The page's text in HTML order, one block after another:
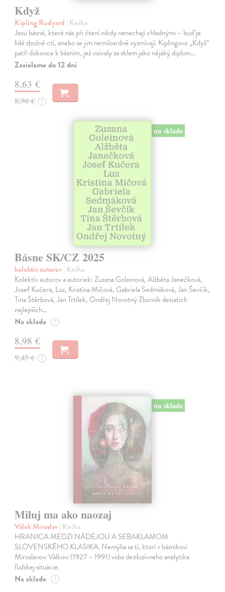
Když
Kipling Rudyard | Kniha
Jsou básně, které nás při čtení nikdy nenechají chladnými – buď je
lidé zbožně ctí, anebo se jim nemilosrdně vysmívají. Kiplingovo „Když“
patří dokonce k básním, jež visívaly za sklem jako nějaký diplom…
Zasielame do 12 dní
8,63 €
8,90 € ?
na sklade
Básne SK/CZ 2025
kolektív autorov| Kniha
Kolektív autorov a autoriek: Zuzana Goleinová, Alžběta Janečková,
Josef Kučera, Luz, Kristína Mičová, Gabriela Sedmáková, Jan Ševčík,
Tina Štěrbová, Jan Trtílek, Ondřej Novotný Zborník desiatich
najlepších…
Na sklade ?
8,98 €
9,45 € ?
na sklade
Miluj ma ako naozaj
Válek Miroslav| Kniha
HRANICA MEDZI NÁDEJOU A SEBAKLAMOM
SLOVENSKÉHO KLASIKA. Nemýlia sa tí, ktorí v básnikovi
Miroslavovi Válkovi (1927 – 1991) vidia deziluzívneho analytika
ľudskej situácie.
Na sklade ?